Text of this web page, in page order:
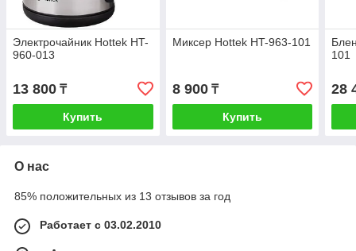
Электрочайник Hottek HT-
960-013
13 800 ₸
Купить
Миксер Hottek HT-963-101
8 900₸
Купить
101
28
О нас
85% положительных из 13 отзывов за год
Работает с 03.02.2010